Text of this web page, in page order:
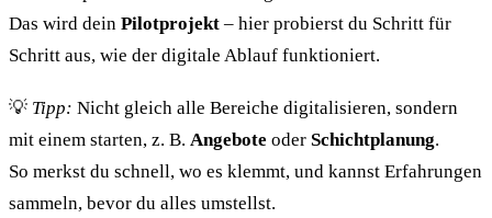
Das wird dein Pilotprojekt – hier probierst du Schritt für
Schritt aus, wie der digitale Ablauf funktioniert.
💡 Tipp: Nicht gleich alle Bereiche digitalisieren, sondern
mit einem starten, z. B. Angebote oder Schichtplanung.
So merkst du schnell, wo es klemmt, und kannst Erfahrungen
sammeln, bevor du alles umstellst.